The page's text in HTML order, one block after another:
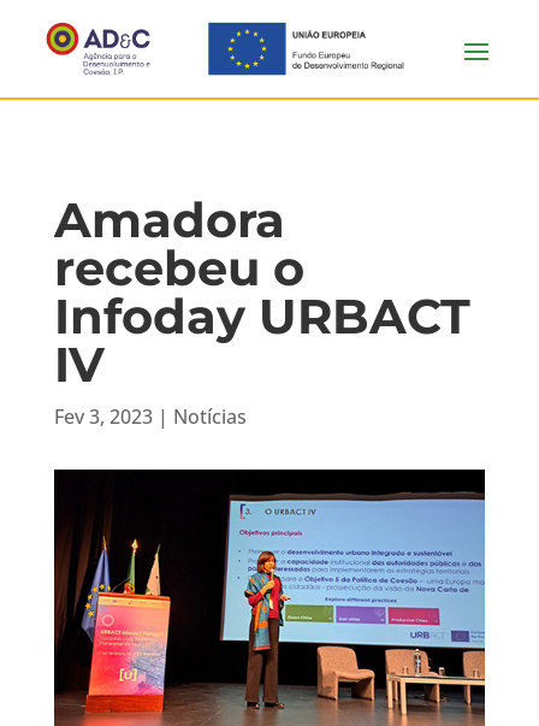
Amadora
recebeu o
Infoday URBACT
IV
Fev 3, 2023| Notícias